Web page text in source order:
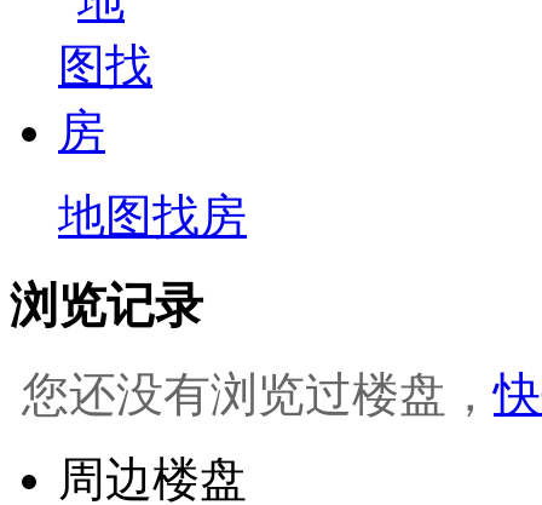
地图找房
浏览记录
您还没有浏览过楼盘，
周边楼盘